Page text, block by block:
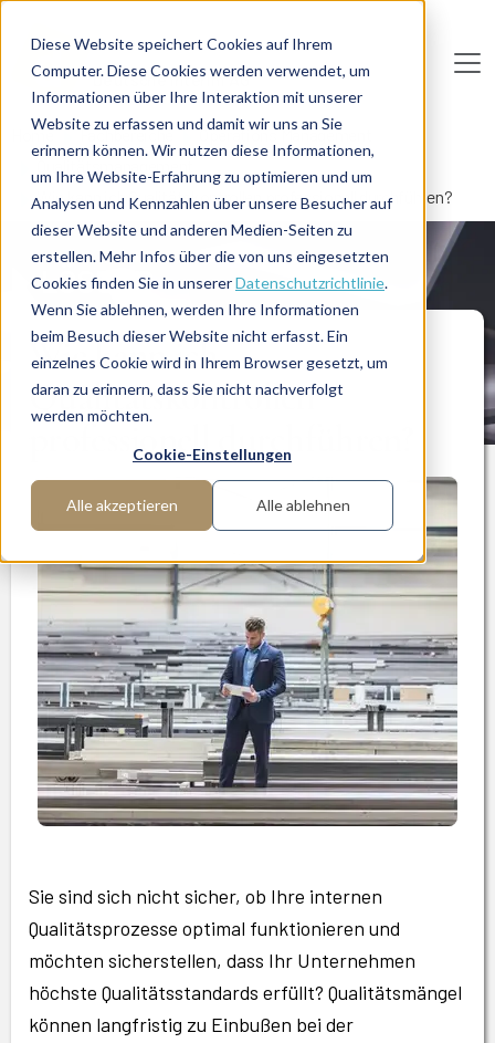
Diese Website speichert Cookies auf Ihrem
Computer. Diese Cookies werden verwendet, um
Informationen über Ihre Interaktion mit unserer
Website zu erfassen und damit wir uns an Sie
erinnern können. Wir nutzen diese Informationen,
um Ihre Website-Erfahrung zu optimieren und um
Analysen und Kennzahlen über unsere Besucher auf
dieser Website und anderen Medien-Seiten zu
erstellen. Mehr Infos über die von uns eingesetzten
Cookies finden Sie in unsererDatenschutzrichtlinie.
Wenn Sie ablehnen, werden Ihre Informationen
beim Besuch dieser Website nicht erfasst. Ein
einzelnes Cookie wird in Ihrem Browser gesetzt, um
daran zu erinnern, dass Sie nicht nachverfolgt
werden möchten.
Cookie-Einstellungen
Alle akzeptieren Alle ablehnen
Deutsc he Interim AG
Home Fachbereiche
Operations Management
Wie kann ich Qualitätskontrollen professionell durchführen?
LÖSUNG
Wie kann ich
Qualitätskontrollen
professionell durchführen?
Sie sind sich nicht sicher, ob Ihre internen
Qualitätsprozesse optimal funktionieren und
möchten sicherstellen, dass Ihr Unternehmen
höchste Qualitätsstandards erfüllt? Qualitätsmängel
können langfristig zu Einbußen bei der